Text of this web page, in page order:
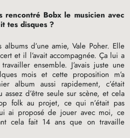
rencontré Bobx le musicien avec
tes disques ?
d’une amie, Vale Poher. Elle
et il l’avait accompagnée. Ça lui a
ensemble. J’avais juste une
mois et cette proposition m’a
album aussi rapidement, c’était
d’être seule sur scène, et cela
folk au projet, ce qui n’était pas
ai proposé de jouer avec moi, ce
cela fait 14 ans que on travaille